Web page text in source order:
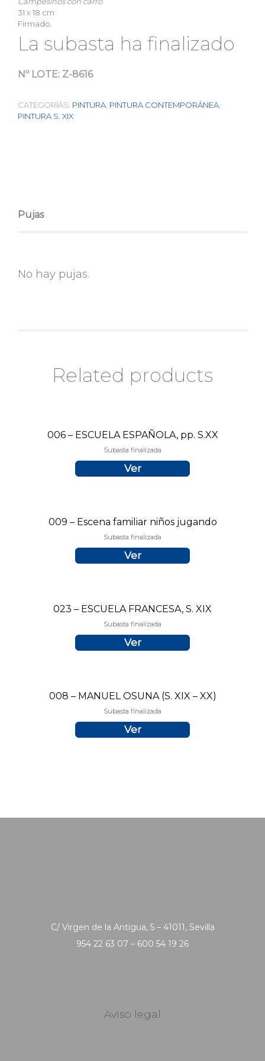
31 x 18 cm
Firmado.
La subasta ha finalizado
Nº LOTE: Z-8616
CATEGORÍAS: PINTURA, PINTURA CONTEMPORÁNEA,
PINTURA S. XIX
Pujas
No hay pujas.
Related products
006 – ESCUELA ESPAÑOLA, pp. S.XX
Subasta finalizada
Ver
009 – Escena familiar niños jugando
Subasta finalizada
Ver
023 – ESCUELA FRANCESA, S. XIX
Subasta finalizada
Ver
008 – MANUEL OSUNA (S. XIX – XX)
Subasta finalizada
Ver
C/ Virgen de la Antigua, 5 – 41011, Sevilla
954 22 63 07 – 600 54 19 26
Aviso legal